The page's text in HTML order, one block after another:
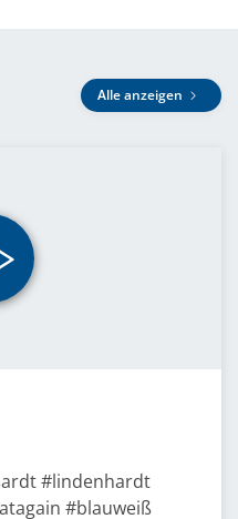
Alle anzeigen
#lindenhardt
#blauweiß